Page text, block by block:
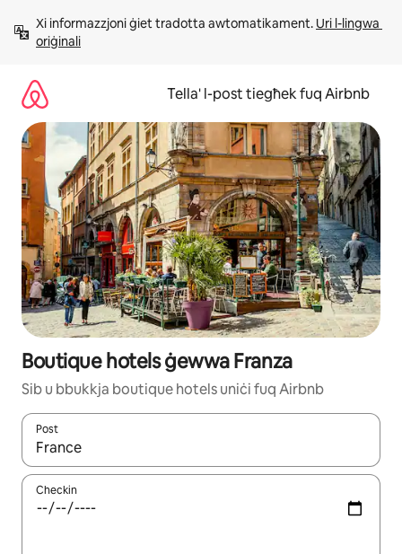
għall-
kontenut
Xi informazzjoni ġiet tradotta awtomatikament. Uri l-lingwa
oriġinali
Tella' l-post tiegħek fuq Airbnb
Boutique hotels ġewwa Franza
Sib u bbukkja boutique hotels uniċi fuq Airbnb
Post
Meta r-riżultati jkunu disponibbli, tista' tmur minn riżultat
Checkin